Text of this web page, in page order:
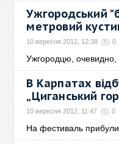
Ужгородський
метровий
10 вересня 2012, 12:38 0
Ужгородцю, очевидно,
В Карпатах
„Циганський
10 вересня 2012, 11:47 0
На фестиваль прибули